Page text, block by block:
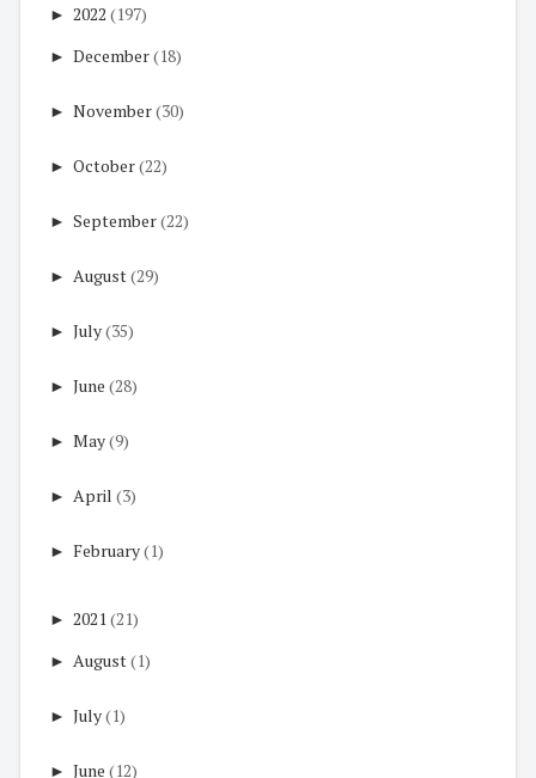
► 2022 (197)
► December(18)
► November(30)
► October(22)
► September(22)
► August(29)
► July(35)
► June (28)
► May(9)
► April (3)
► February(1)
► 2021 (21)
► August(1)
► July(1)
► June (12)